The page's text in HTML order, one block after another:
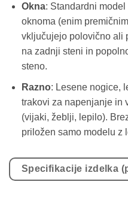
Okna: Standardni
oknoma (enim
vključujejo polovično ali
na zadnji steni in
steno.
Razno: Lesene nogice,
trakovi za napenjanje in
(vijaki, žeblji, lepilo).
priložen samo modelu z
Specifikacije izdelka